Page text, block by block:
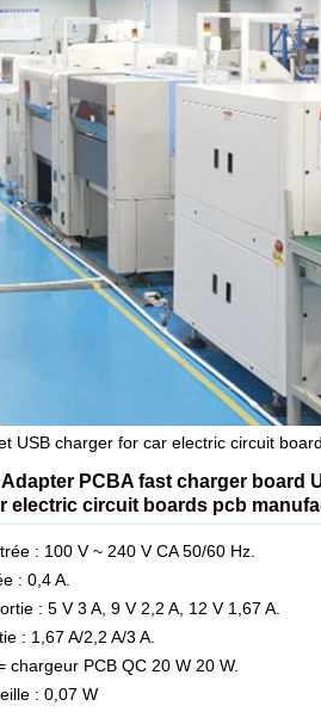
USB charger for car electric circuit
PCBA fast charger board
electric circuit boards pcb
: 100 V ~ 240 V CA 50/60 Hz.
: 0,4 A.
: 5 V 3 A, 9 V 2,2 A, 12 V 1,67 A.
: 1,67 A/2,2 A/3 A.
chargeur PCB QC 20 W 20 W.
: 0,07 W